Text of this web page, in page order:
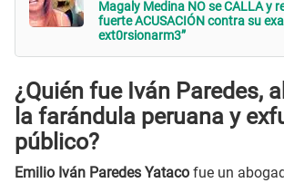
Magaly Medina NO se CALLA y
fuerte ACUSACIÓN contra su
ext0rsionarm3”
¿Quién fue Iván Paredes,
la farándula peruana y
público?
Emilio Iván Paredes Yataco fue un